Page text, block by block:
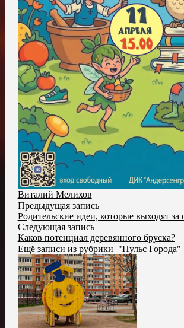
Виталий Мелихов
Предыдущая запись
Родительские идеи, которые выходят за
Следующая запись
Каков потенциал деревянного бруска?
Ещё записи из рубрики "Пульс Города"